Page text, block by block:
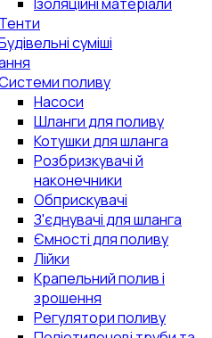
Тенти
суміші
поливу
Насоси
Шланги для поливу
Котушки для шланга
Розбризкувачі й
наконечники
Обприскувачі
З'єднувачі для шланга
Ємності для поливу
Лійки
Крапельний полив і
зрошення
Регулятори поливу